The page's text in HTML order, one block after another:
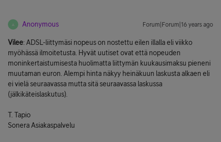
A Anonymous Forum|Forum|16 years ago
Vilee: ADSL-liittymäsi nopeus on nostettu eilen illalla eli viikko
myöhässä ilmoitetusta. Hyvät uutiset ovat että nopeuden
moninkertaistumisesta huolimatta liittymän kuukausimaksu pieneni
muutaman euron. Alempi hinta näkyy heinäkuun laskusta alkaen eli
ei vielä seuraavassa mutta sitä seuraavassa laskussa
(jälkikäteislaskutus).
T. Tapio
Sonera Asiakaspalvelu